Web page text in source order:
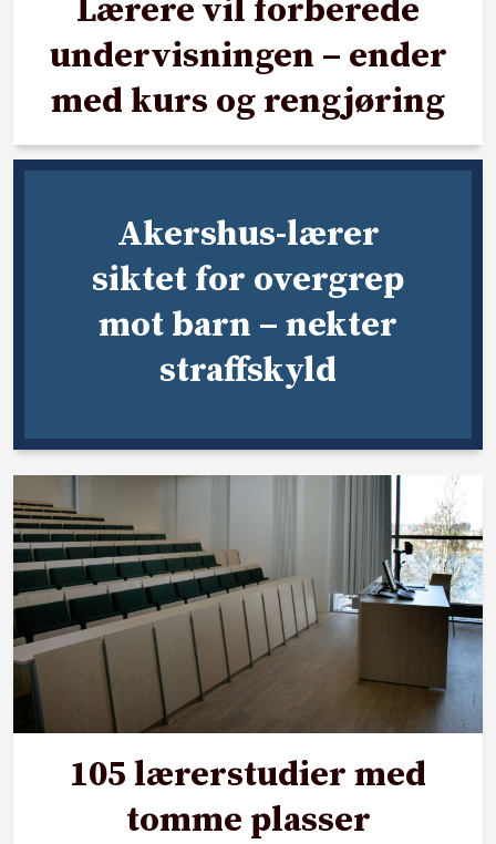
Lærere vil forberede
undervisningen – ender
med kurs og rengjøring
Akershus-lærer
siktet for overgrep
mot barn – nekter
straffskyld
105 lærerstudier med
tomme plasser